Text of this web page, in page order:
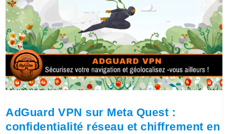
AdGuard VPN sur Meta Quest :
confidentialité réseau et chiffrement en